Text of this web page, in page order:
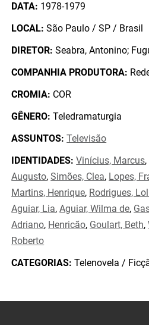
DATA: 1978-1979
LOCAL: São Paulo / SP / Brasil
DIRETOR: Seabra, Antonino;
COMPANHIA PRODUTORA:
CROMIA: COR
GÊNERO: Teledramaturgia
ASSUNTOS: Televisão
IDENTIDADES: Vinícius, Marcus,
Augusto,Simões, Clea, Lopes,
Martins, Henrique, Rodrigues,
Aguiar, Lia,Aguiar, Wilma de,
Adriano, Henricão, Goulart, Beth,
Roberto
CATEGORIAS: Telenovela /